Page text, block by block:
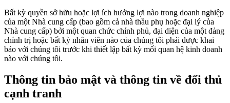
Bất kỳ quyền sở hữu hoặc lợi ích hưởng lợi nào trong doanh nghiệp
của một Nhà cung cấp (bao gồm cả nhà thầu phụ hoặc đại lý của
Nhà cung cấp) bởi một quan chức chính phủ, đại diện của một đảng
chính trị hoặc bất kỳ nhân viên nào của chúng tôi phải được khai
báo với chúng tôi trước khi thiết lập bất kỳ mối quan hệ kinh doanh
nào với chúng tôi.
Thông tin bảo mật và thông tin về đối thủ
cạnh tranh